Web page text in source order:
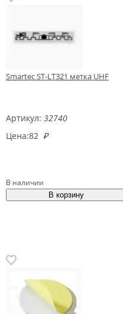
Smartec ST-LT321 метка UHF
Артикул: 32740
Цена:82 ₽
В наличии